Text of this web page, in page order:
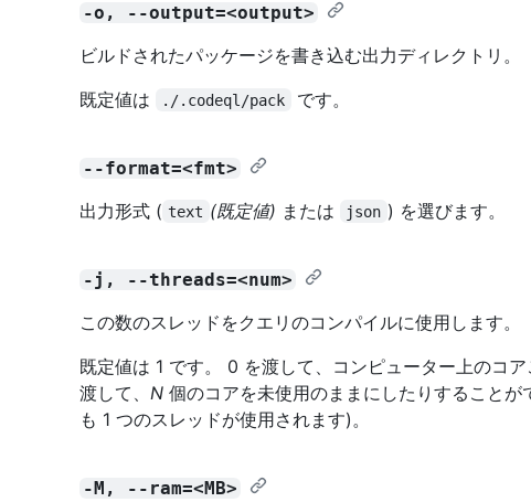
-o, --output=<output>
ビルドされたパッケージを書き込む出力ディレクトリ。
既定値は
./.codeql/pack です。
--format=<fmt>
出力形式 ( text (既定値) または json ) を選びます。
-j, --threads=<num>
この数のスレッドをクエリのコンパイルに使用します。
既定値は 1 です。 0 を渡して、コンピューター上のコア
渡して、 N 個のコアを未使用のままにしたりすること
も 1 つのスレッドが使用されます)。
-M, --ram=<MB>